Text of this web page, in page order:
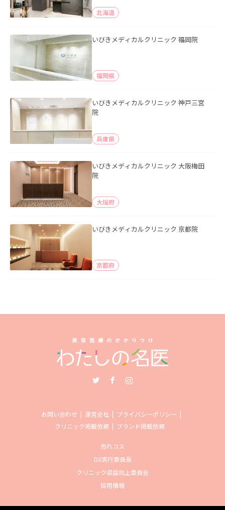
北海道
いびきメディカルクリニック 福岡院
福岡県
いびきメディカルクリニック 神戸三宮
院
兵庫県
いびきメディカルクリニック 大阪梅田
院
大阪府
いびきメディカルクリニック 京都院
京都府
お問い合わせ 運営会社
プライバシーポリシー
クリニック掲載依頼
ブランド掲載依頼
売れコス
DX実行委員長
クリニック収益向上委員会
採用情報